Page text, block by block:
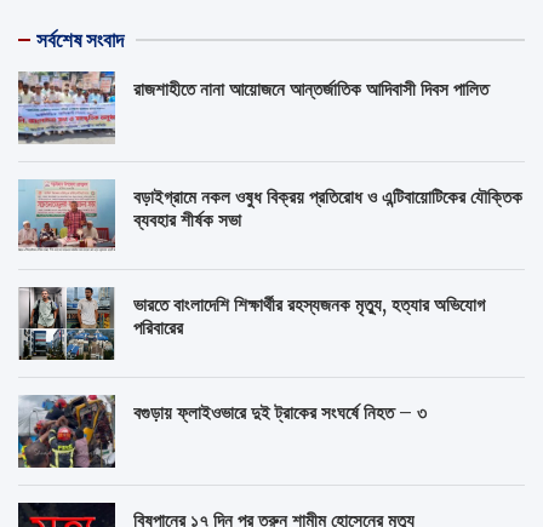
সর্বশেষ সংবাদ
রাজশাহীতে নানা আয়োজনে আন্তর্জাতিক আদিবাসী দিবস পালিত
বড়াইগ্রামে নকল ওষুধ বিক্রয় প্রতিরোধ ও এন্টিবায়োটিকের যৌক্তিক
ব্যবহার শীর্ষক সভা
ভারতে বাংলাদেশি শিক্ষার্থীর রহস্যজনক মৃত্যু, হত্যার অভিযোগ
পরিবারের
বগুড়ায় ফ্লাইওভারে দুই ট্রাকের সংঘর্ষে নিহত – ৩
বিষপানের ১৭ দিন পর তরুন শামীম হোসেনের মৃত্যু